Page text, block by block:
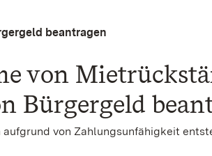
beantragen
von
Bürgergeld
von Zahlungsunfähigkeit